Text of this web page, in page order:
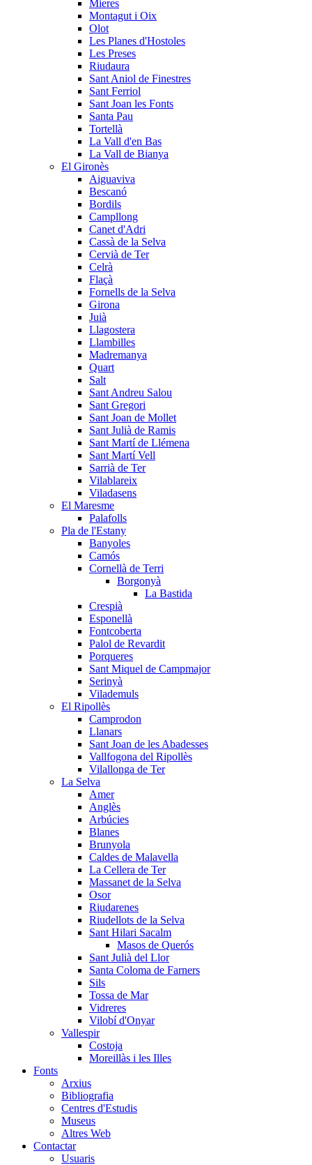
Mieres
Montagut i Oix
Olot
Les Planes d'Hostoles
Les Preses
Riudaura
Sant Aniol de Finestres
Sant Ferriol
Sant Joan les Fonts
Santa Pau
Tortellà
La Vall d'en Bas
La Vall de Bianya
El Gironès
Aiguaviva
Bescanó
Bordils
Campllong
Canet d'Adri
Cassà de la Selva
Cervià de Ter
Celrà
Flaçà
Fornells de la Selva
Girona
Juià
Llagostera
Llambilles
Madremanya
Quart
Salt
Sant Andreu Salou
Sant Gregori
Sant Joan de Mollet
Sant Julià de Ramis
Sant Martí de Llémena
Sant Martí Vell
Sarrià de Ter
Vilablareix
Viladasens
El Maresme
Palafolls
Pla de l'Estany
Banyoles
Camós
Cornellà de Terri
Borgonyà
La Bastida
Crespià
Esponellà
Fontcoberta
Palol de Revardit
Porqueres
Sant Miquel de Campmajor
Serinyà
Vilademuls
El Ripollès
Camprodon
Llanars
Sant Joan de les Abadesses
Vallfogona del Ripollès
Vilallonga de Ter
La Selva
Amer
Anglès
Arbúcies
Blanes
Brunyola
Caldes de Malavella
La Cellera de Ter
Massanet de la Selva
Osor
Riudarenes
Riudellots de la Selva
Sant Hilari Sacalm
Masos de Querós
Sant Julià del Llor
Santa Coloma de Farners
Sils
Tossa de Mar
Vidreres
Vilobí d'Onyar
Vallespir
Costoja
Moreillàs i les Illes
Fonts
Arxius
Bibliografia
Centres d'Estudis
Museus
Altres Web
Contactar
Usuaris